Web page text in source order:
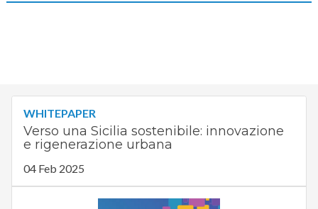
WHITEPAPER
Verso una Sicilia sostenibile: innovazione
e rigenerazione urbana
04 Feb 2025